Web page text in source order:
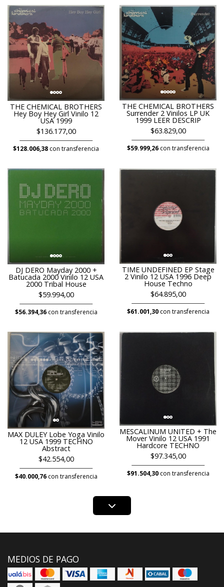
THE CHEMICAL BROTHERS
Hey Boy Hey Girl Vinilo 12
USA 1999
$136.177,00
$128.006,38 con transferencia
THE CHEMICAL BROTHERS
Surrender 2 Vinilos LP UK
1999 LEER DESCRIP
$63.829,00
$59.999,26con transferencia
DJ DERO Mayday 2000 +
Batucada 2000 Vinilo 12 USA
2000 Tribal House
$59.994,00
$56.394,36con transferencia
TIME UNDEFINED EP Stage
2 Vinilo 12 USA 1996 Deep
House Techno
$64.895,00
$61.001,30con transferencia
MAX DULEY Lobe Yoga Vinilo
12 USA 1999 TECHNO
Abstract
$42.554,00
$40.000,76con transferencia
MESCALINUM UNITED + The
Mover Vinilo 12 USA 1991
Hardcore TECHNO
$97.345,00
$91.504,30con transferencia
MEDIOS DE PAGO